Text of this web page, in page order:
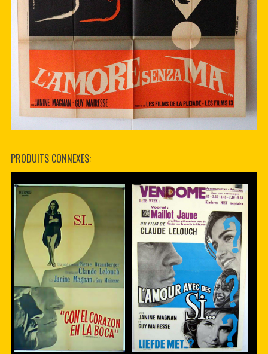
PRODUITS CONNEXES: